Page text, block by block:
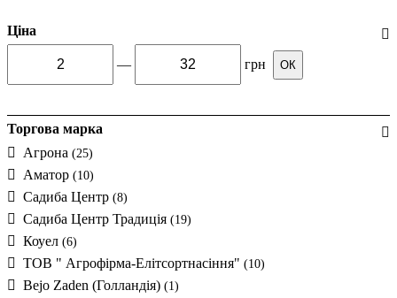
Ціна
— грн ОК
Торгова марка
Агрона (25)
Аматор (10)
Садиба Центр (8)
Садиба Центр Традиція (19)
Коуел (6)
ТОВ " Агрофірма-Елітсортнасіння" (10)
Bejo Zaden (Голландія) (1)